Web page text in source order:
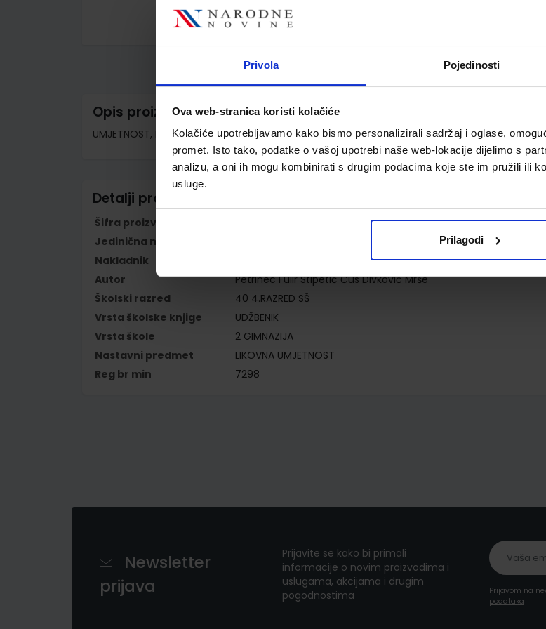
Privola Pojedinosti
Ova web-stranica koristi kolačiće
Kolačiće upotrebljavamo kako bismo personalizirali sadržaj i oglase,
promet. Isto tako, podatke o vašoj upotrebi naše web-lokacije dijelimo s
analizu, a oni ih mogu kombinirati s drugim podacima koje ste im pružili ili
usluge.
Prilagodi
gallery
Opis proizvoda
UMJETNOST, MOĆ I STVARALAŠTVO; udžbenik iz likovne umjetnosti za četvrti razred gimnazije
Detalji proizvoda
Šifra proizvoda
Jedinična mjera
Nakladnik
Autor
Petrinec Fulir Stipetić Čus Divković Mrše
Školski razred
40 4.RAZRED SŠ
Vrsta školske knjige
UDŽBENIK
Vrsta škole
2 GIMNAZIJA
Nastavni predmet
LIKOVNA UMJETNOST
Reg br min
7298
Newsletter
prijava
Prijavite se kako bi primali
informacije o novim proizvodima i
uslugama, akcijama i drugim
pogodnostima
Prijavom na
podataka